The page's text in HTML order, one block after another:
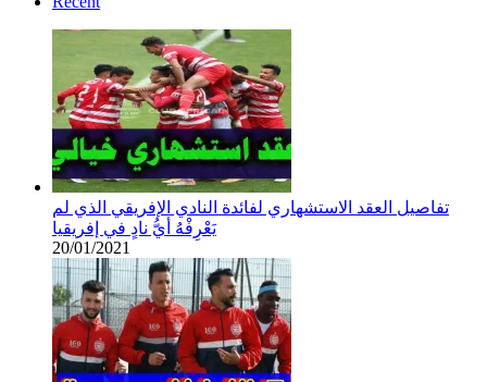
تفاصيل العقد الاستشهاري لفائدة النادي الإفريقي الذي لم
يَعْرِفْهُ أيُّ نادٍ في إفريقيا
20/01/2021